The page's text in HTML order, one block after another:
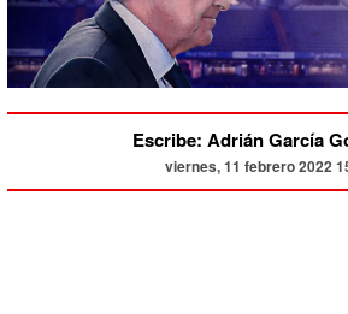
Escribe: Adrián García
viernes, 11 febrero 2022